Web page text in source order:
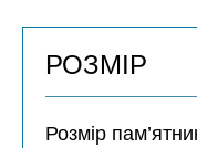
РОЗМІР
Розмір